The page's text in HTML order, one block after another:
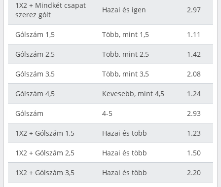
1X2 + Mindkét csapat
szerez gólt
Hazai és igen 2.97
Gólszám 1,5 Több, mint 1,5 1.11
Gólszám 2,5 Több, mint 2,5 1.42
Gólszám 3,5 Több, mint 3,5 2.08
Gólszám 4,5 Kevesebb, mint 4,5 1.24
Gólszám 4-5 2.93
1X2 + Gólszám 1,5 Hazai és több 1.23
1X2 + Gólszám 2,5 Hazai és több 1.50
1X2 + Gólszám 3,5 Hazai és több 2.20